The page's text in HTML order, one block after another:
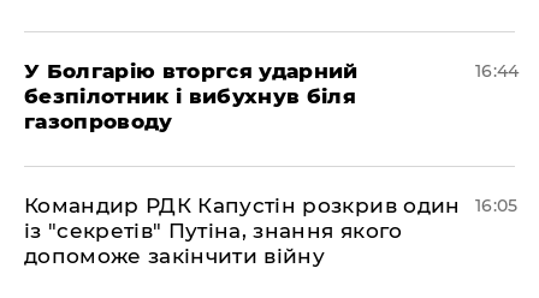
У Болгарію вторгся ударний
безпілотник і вибухнув біля
газопроводу
16:44
Командир РДК Капустін розкрив один
із "секретів" Путіна, знання якого
допоможе закінчити війну
16:05